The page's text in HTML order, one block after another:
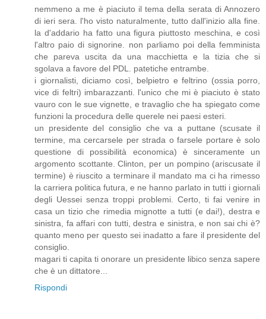
nemmeno a me è piaciuto il tema della serata di Annozero
di ieri sera. l'ho visto naturalmente, tutto dall'inizio alla fine.
la d'addario ha fatto una figura piuttosto meschina, e così
l'altro paio di signorine. non parliamo poi della femminista
che pareva uscita da una macchietta e la tizia che si
sgolava a favore del PDL. patetiche entrambe.
i giornalisti, diciamo così, belpietro e feltrino (ossia porro,
vice di feltri) imbarazzanti. l'unico che mi è piaciuto è stato
vauro con le sue vignette, e travaglio che ha spiegato come
funzioni la procedura delle querele nei paesi esteri.
un presidente del consiglio che va a puttane (scusate il
termine, ma cercarsele per strada o farsele portare è solo
questione di possibilità economica) è sinceramente un
argomento scottante. Clinton, per un pompino (ariscusate il
termine) è riuscito a terminare il mandato ma ci ha rimesso
la carriera politica futura, e ne hanno parlato in tutti i giornali
degli Uessei senza troppi problemi. Certo, ti fai venire in
casa un tizio che rimedia mignotte a tutti (e dai!), destra e
sinistra, fa affari con tutti, destra e sinistra, e non sai chi è?
quanto meno per questo sei inadatto a fare il presidente del
consiglio.
magari ti capita ti onorare un presidente libico senza sapere
che è un dittatore...
Rispondi